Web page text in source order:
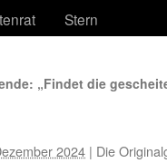
Stern
„Findet die
2024 | Die